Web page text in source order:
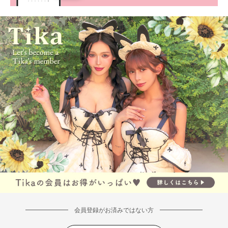
会員登録がお済みではない方